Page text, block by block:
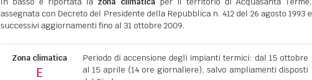
assegnata con Decreto del Presidente della Repubblica n. 412 del 26 agosto 1993 e
successivi aggiornamenti fino al 31 ottobre 2009.
Zona climatica
E
Periodo di accensione degli impianti termici: dal 15 ottobre
al 15 aprile (14 ore giornaliere), salvo ampliamenti disposti